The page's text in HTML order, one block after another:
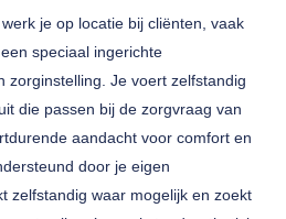
je op locatie bij cliënten, vaak
speciaal ingerichte
zorginstelling. Je voert zelfstandig
die passen bij de zorgvraag van
aandacht voor comfort en
door je eigen
zelfstandig waar mogelijk en zoekt